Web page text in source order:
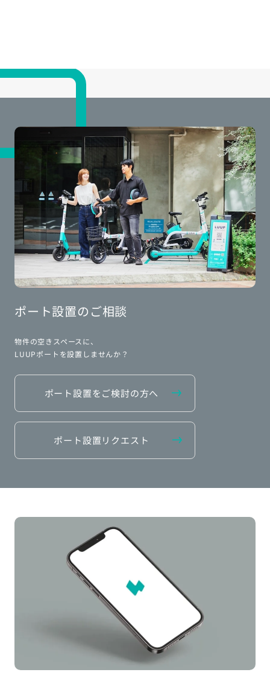
ポート設置のご相談
物件の空きスペースに、
LUUPポートを設置しませんか？
ポート設置をご検討の方へ
ポート設置リクエスト